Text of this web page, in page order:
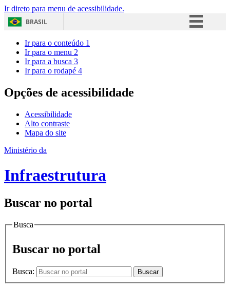
Ir direto para menu de acessibilidade.
BRASIL
Acesso à informação
Ir para o conteúdo 1
Ir para o menu 2
Ir para a busca 3
Ir para o rodapé 4
Opções de acessibilidade
Acessibilidade
Alto contraste
Mapa do site
Ministério da
Infraestrutura
Buscar no portal
Busca
Buscar no portal
Busca: Buscar